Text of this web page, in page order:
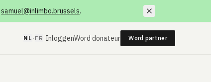
samuel@inlimbo.brussels.
NL · FR InloggenWord donateur Word partner